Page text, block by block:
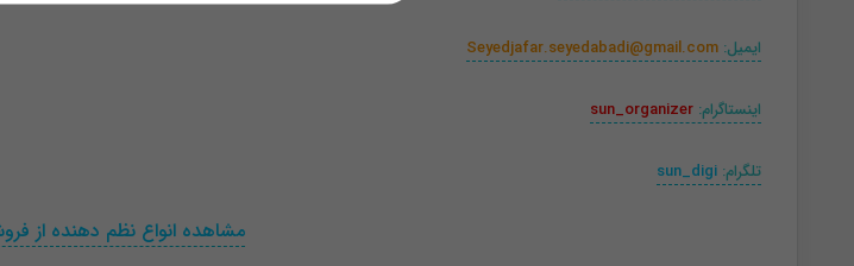
ایمیل: Seyedjafar.seyedabadi@gmail.com
اینستاگرام: sun_organizer
تلگرام: sun_digi
مشاهده انواع نظم دهنده از